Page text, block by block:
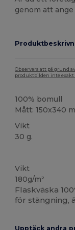
genom att
Observera att på grund
produktbilden inte exakt
100% bomull
Mått: 150x340
Vikt
30 g.
Vikt
180g/m²
Flaskväska
för stängning,
Upptäck andra